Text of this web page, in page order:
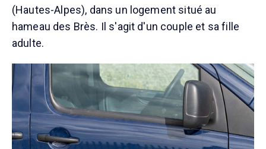
(Hautes-Alpes), dans un logement situé au
hameau des Brès. Il s'agit d'un couple et sa fille
adulte.